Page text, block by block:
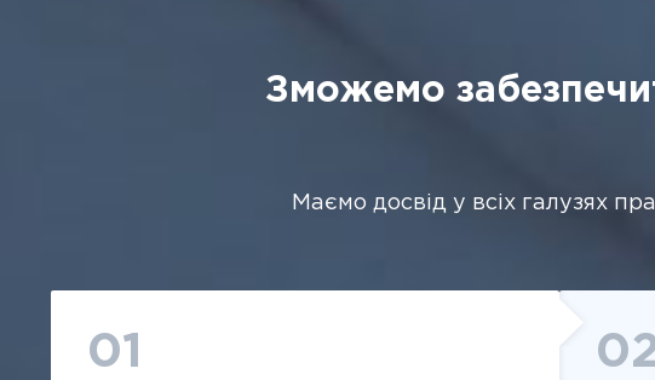
Зможемо
Маємо досвід у всіх галузях
01